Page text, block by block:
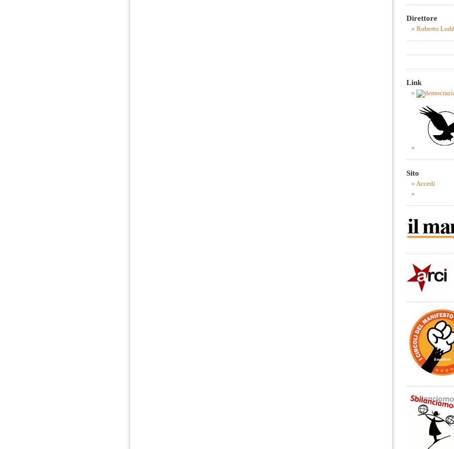
Direttore
Roberto
Link
Sito
Accedi